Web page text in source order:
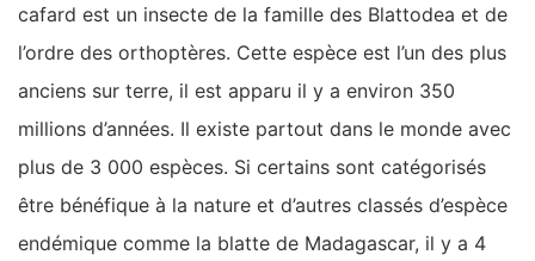
cafard est un insecte de la famille des Blattodea et de
l’ordre des orthoptères. Cette espèce est l’un des plus
anciens sur terre, il est apparu il y a environ 350
millions d’années. Il existe partout dans le monde avec
plus de 3 000 espèces. Si certains sont catégorisés
être bénéfique à la nature et d’autres classés d’espèce
endémique comme la blatte de Madagascar, il y a 4